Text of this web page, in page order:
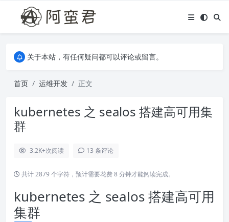
关于本站，有任何疑问都可以评论或留言。
关于本站，有任何疑问都可以评论或留言。
首页
运维开发 正文
kubernetes 之 sealos 搭建高可用集
群
3.2K+次阅读 13 条评论
共计 2879 个字符，预计需要花费 8 分钟才能阅读完成。
kubernetes 之 sealos 搭建高可用
集群